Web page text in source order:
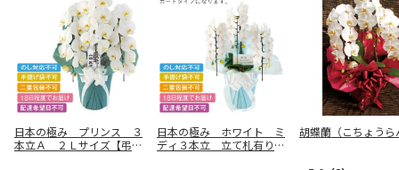
日本の極み プリンス ３
本立Ａ ２Ｌサイズ【弔事
日本の極み ホワイト ミ
ディ３本立 立て札有り
胡蝶蘭（こちょうら